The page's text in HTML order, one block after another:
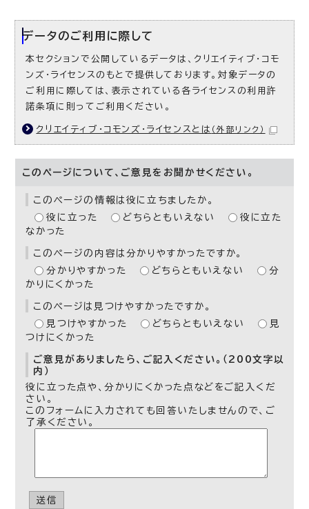
データのご利用に際して
本セクションで公開しているデータは、クリエイティブ・コモ
ンズ・ライセンスのもとで提供しております。対象データの
ご利用に際しては、表示されている各ライセンスの利用許
諾条項に則ってご利用ください。
クリエイティブ・コモンズ・ライセンスとは （外部リンク）
このページについて、ご意見をお聞かせください。
このページの情報は役に立ちましたか。
役に立った
どちらともいえない
役に立た
なかった
このページの内容は分かりやすかったですか。
分かりやすかった
どちらともいえない
分
かりにくかった
このページは見つけやすかったですか。
見つけやすかった
どちらともいえない
見
つけにくかった
ご意見がありましたら、ご記入ください。（200文字以
内）
役に立った点や、分かりにくかった点などをご記入くだ
さい。
このフォームに入力されても回答いたしませんので、ご
了承ください。
送信